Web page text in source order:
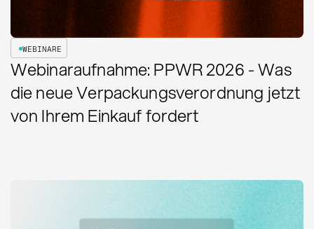
WEBINARE
Webinaraufnahme: PPWR 2026 - Was
die neue Verpackungsverordnung jetzt
von Ihrem Einkauf fordert